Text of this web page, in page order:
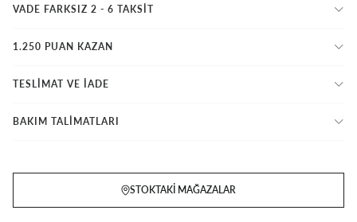
VADE FARKSIZ 2 - 6 TAKSIT
1.250 PUAN KAZAN
TESLİMAT VE İADE
BAKIM TALİMATLARI
STOKTAKI MAĞAZALAR